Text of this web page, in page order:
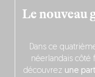
Le nouveau
Dans ce
néerlandais côté
découvrez une